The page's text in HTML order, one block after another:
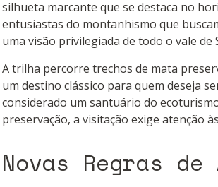
silhueta marcante que se destaca no
entusiastas do montanhismo que
uma visão privilegiada de todo o vale de
A trilha percorre trechos de mata
um destino clássico para quem deseja
considerado um santuário do
preservação, a visitação exige atenção
Novas Regras